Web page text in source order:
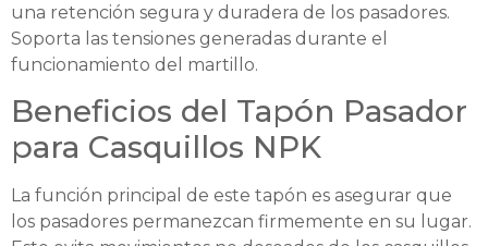
una retención segura y duradera de los pasadores.
Soporta las tensiones generadas durante el
funcionamiento del martillo.
Beneficios del Tapón Pasador
para Casquillos NPK
La función principal de este tapón es asegurar que
los pasadores permanezcan firmemente en su lugar.